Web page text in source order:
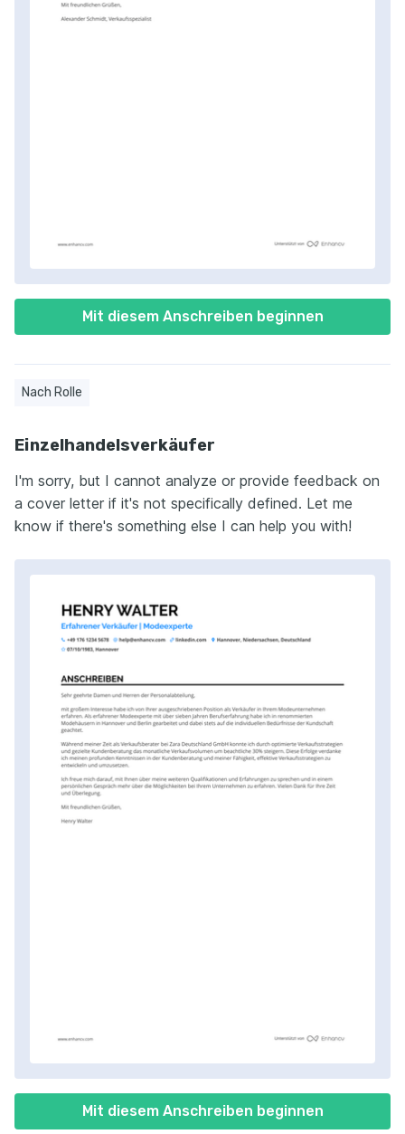
Mit diesem Anschreiben beginnen
Nach Rolle
Mit diesem Anschreiben beginnen
Einzelhandelsverkäufer
I'm sorry, but I cannot analyze or provide feedback on
a cover letter if it's not specifically defined. Let me
know if there's something else I can help you with!